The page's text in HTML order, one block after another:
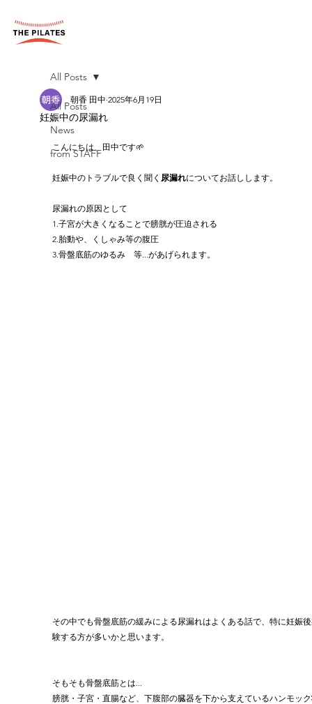
All Posts
News
from STAFF
All Posts
妊娠中の尿漏れ
朝香 田中 2025年6月19日
こんにちは、田中です🌱
妊娠中のトラブルで良く聞く 尿漏れについてお話しします。
尿漏れの原因として
1.子宮が大きくなることで膀胱が圧迫される
2.胎動や、くしゃみ等の腹圧
3.骨盤底筋のゆるみ　等...があげられます。
その中でも骨盤底筋の緩みによる尿漏れはよくある話で、特に妊娠
験する方が多いかと思います。
そもそも骨盤底筋とは...
膀胱・子宮・直腸など、下腹部の臓器を下から支えているハンモッ